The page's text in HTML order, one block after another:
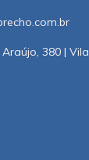
380 | Vila